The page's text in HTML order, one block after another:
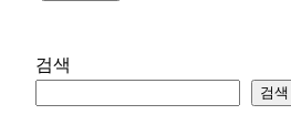
검색
검색